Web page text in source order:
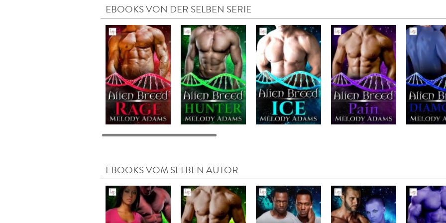
EBOOKS VON DER SELBEN SERIE
EBOOKS VOM SELBEN AUTOR